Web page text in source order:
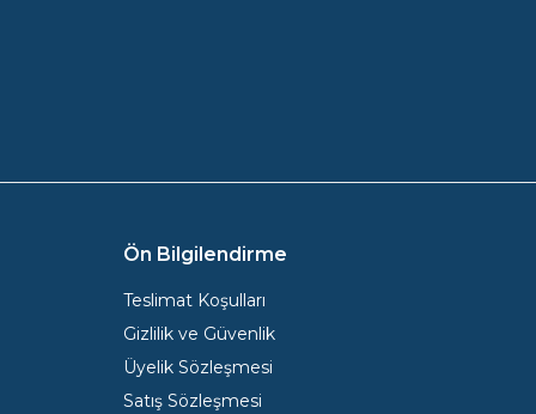
Ön Bilgilendirme
Teslimat Koşulları
Gizlilik ve Güvenlik
Üyelik Sözleşmesi
Satış Sözleşmesi